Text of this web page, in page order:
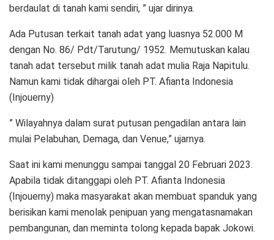
berdaulat di tanah kami sendiri, ” ujar dirinya.
Ada Putusan terkait tanah adat yang luasnya 52.000 M
dengan No. 86/ Pdt/Tarutung/ 1952. Memutuskan kalau
tanah adat tersebut milik tanah adat mulia Raja Napitulu.
Namun kami tidak dihargai oleh PT. Afianta Indonesia
(Injouerny)
” Wilayahnya dalam surat putusan pengadilan antara lain
mulai Pelabuhan, Demaga, dan Venue,” ujarnya.
Saat ini kami menunggu sampai tanggal 20 Februari 2023.
Apabila tidak ditanggapi oleh PT. Afianta Indonesia
(Injouerny) maka masyarakat akan membuat spanduk yang
berisikan kami menolak penipuan yang mengatasnamakan
pembangunan, dan meminta tolong kepada bapak Jokowi.